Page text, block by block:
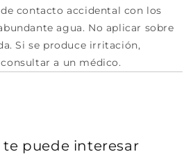
contacto accidental con los
agua. No aplicar sobre
Si se produce irritación,
a un médico.
te puede interesar